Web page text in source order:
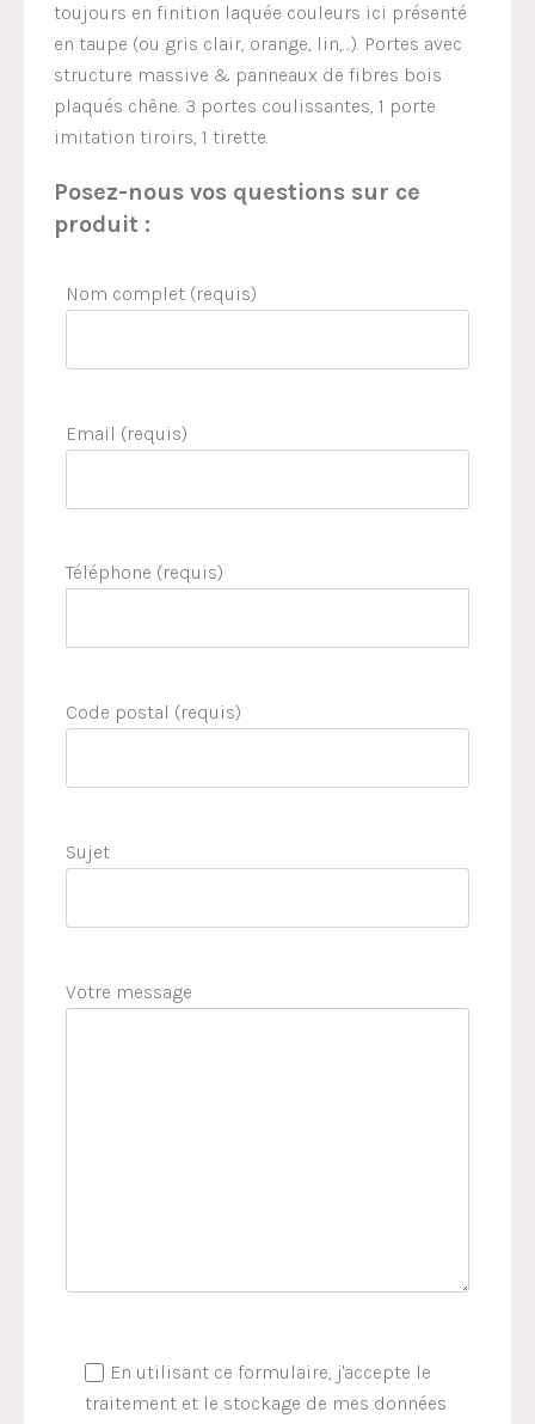
toujours en finition laquée couleurs ici présenté
en taupe (ou gris clair, orange, lin,…). Portes avec
structure massive & panneaux de fibres bois
plaqués chêne. 3 portes coulissantes, 1 porte
imitation tiroirs, 1 tirette.
Posez-nous vos questions sur ce
produit :
Nom complet (requis)
Email (requis)
Téléphone (requis)
Code postal (requis)
Sujet
Votre message
En utilisant ce formulaire, j'accepte le
traitement et le stockage de mes données